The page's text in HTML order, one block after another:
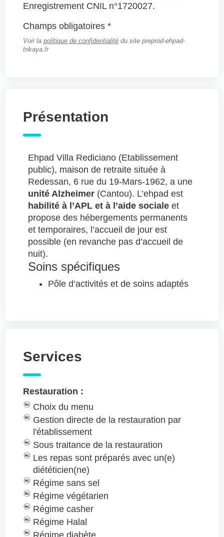
Enregistrement CNIL n°1720027.
Champs obligatoires *
Voir la politique de confidentialité du site preprod-ehpad-
trikaya.fr
Présentation
Ehpad Villa Rediciano (Etablissement
public), maison de retraite située à
Redessan, 6 rue du 19-Mars-1962, a une
unité Alzheimer (Cantou). L’ehpad est
habilité à l’APL et à l’aide sociale et
propose des hébergements permanents
et temporaires, l’accueil de jour est
possible (en revanche pas d’accueil de
nuit).
Soins spécifiques
Pôle d’activités et de soins adaptés
Services
Restauration :
Choix du menu
Gestion directe de la restauration par
l'établissement
Sous traitance de la restauration
Les repas sont préparés avec un(e)
diététicien(ne)
Régime sans sel
Régime végétarien
Régime casher
Régime Halal